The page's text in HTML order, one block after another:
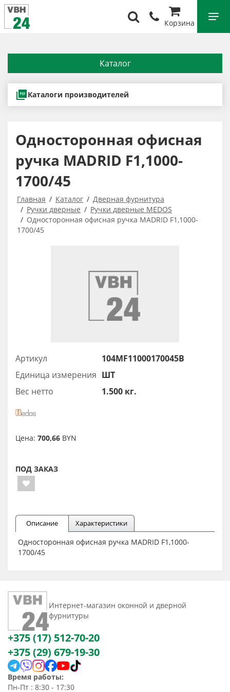
Корзина
Каталог
Каталоги производителей
Односторонная офисная
ручка MADRID F1,1000-
1700/45
Главная Каталог
Дверная фурнитура
Ручки дверные
Ручки дверные MEDOS
Односторонная офисная ручка MADRID F1,1000-
1700/45
Артикул
104MF11000170045B
Единица измерения ШТ
Вес нетто
1.500 кг.
Цена: 700,66 BYN
ПОД ЗАКАЗ
Описание Характеристики
Односторонная офисная ручка MADRID F1,1000-
1700/45
Интернет-магазин оконной и дверной
фурнитуры
+375 (17) 512-70-20
+375 (29) 679-19-30
Время работы:
Пн-Пт : 8:30 - 17:30